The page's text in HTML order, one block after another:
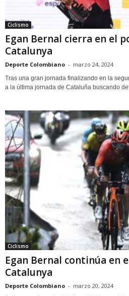
Ciclismo
Egan Bernal cierra en el
Catalunya
Deporte Colombiano - marzo 24, 2024
Tras una gran jornada finalizando en la
a la última jornada de Cataluña buscando
Ciclismo
Egan Bernal continúa en
Catalunya
Deporte Colombiano - marzo 20, 2024